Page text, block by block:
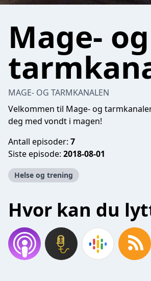
Mage- og
MAGE- OG TARMKANALEN
Velkommen til Mage- og
deg med vondt i magen!
Antall episoder: 7
Siste episode: 2018-08-01
Helse og trening
Hvor kan du